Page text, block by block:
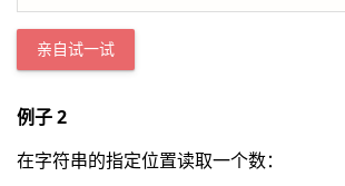
亲自试一试
例子 2
在字符串的指定位置读取一个数：